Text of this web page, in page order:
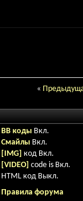
«
BB коды Вкл.
Смайлы Вкл.
[IMG] код Вкл.
[VIDEO] code is Вкл.
HTML код Выкл.
Правила форума